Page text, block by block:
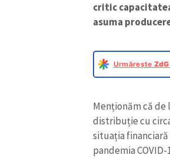
critic
asuma
Urmărește ZdG
Menționăm că
distribuție cu
situația
pandemia